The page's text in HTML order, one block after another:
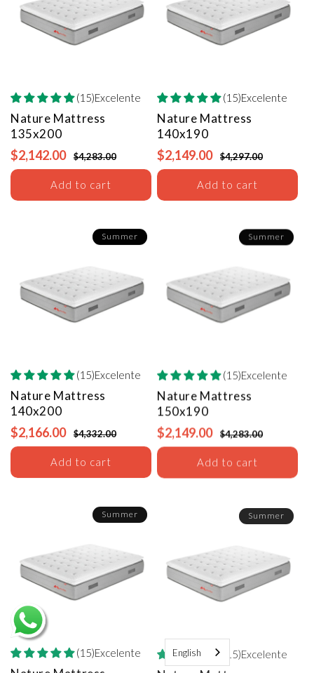
(15)Excelente
Nature Mattress
135x200
$2,142.00 $4,283.00
Add to cart
(15)Excelente
Nature Mattress
140x190
$2,149.00 $4,297.00
Add to cart
Summer
(15)Excelente
Nature Mattress
140x200
$2,166.00 $4,332.00
Add to cart
Summer
(15)Excelente
Nature Mattress
150x190
$2,149.00 $4,283.00
Add to cart
Summer
(15)Excelente
Summer
(15)Excelente
English